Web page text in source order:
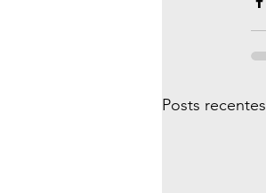
Posts recentes